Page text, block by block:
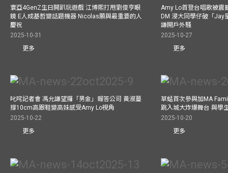
寰亞4GenZ生日開趴玩遊戲 江博熙打甩劉俊亨眼
鏡 E人成基哲變話題機器 Nicolas願與最重要的人
慶祝
2025-10-31
更多
Amy Lo首登台唱歌被震
DM 浸大同學仔破「Jay
謙開戶外騷
2025-10-27
更多
叱咤記者會 馮允謙望攞「男金」報答公司 黃淑蔓
撐10cm高跟鞋變高妹感受Amy Lo視角
2025-10-22
更多
草蜢首次參與加MA
跳入城大炸爆舞台 與學
2025-10-20
更多